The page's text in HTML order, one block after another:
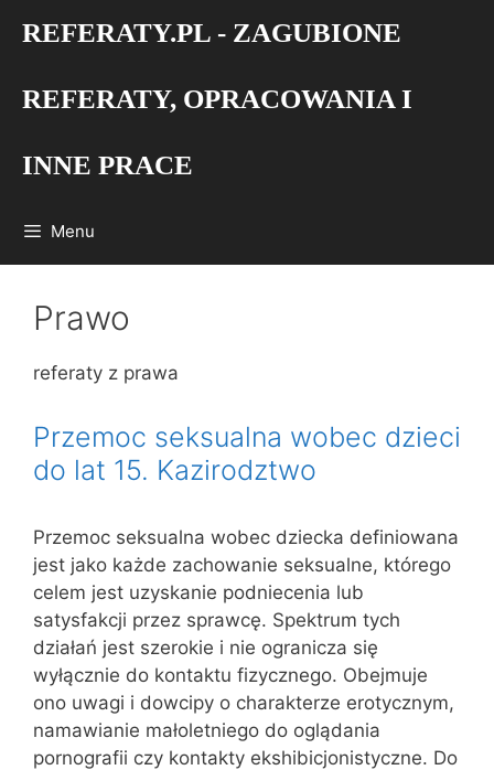
REFERATY.PL - ZAGUBIONE
REFERATY, OPRACOWANIA I
INNE PRACE
Menu
Prawo
referaty z prawa
Przemoc seksualna wobec dzieci
do lat 15. Kazirodztwo
Przemoc seksualna wobec dziecka definiowana
jest jako każde zachowanie seksualne, którego
celem jest uzyskanie podniecenia lub
satysfakcji przez sprawcę. Spektrum tych
działań jest szerokie i nie ogranicza się
wyłącznie do kontaktu fizycznego. Obejmuje
ono uwagi i dowcipy o charakterze erotycznym,
namawianie małoletniego do oglądania
pornografii czy kontakty ekshibicjonistyczne. Do